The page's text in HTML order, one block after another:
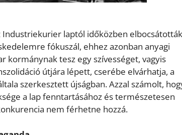
laptól időközben
fókuszál, ehhez azonban anyagi
kormánynak tesz egy szívességet, vagyis
útjára lépett, cserébe elvárhatja, a
szerkesztett újságban. Azzal számolt,
a lap fenntartásához és természetesen
nem férhetne hozzá.